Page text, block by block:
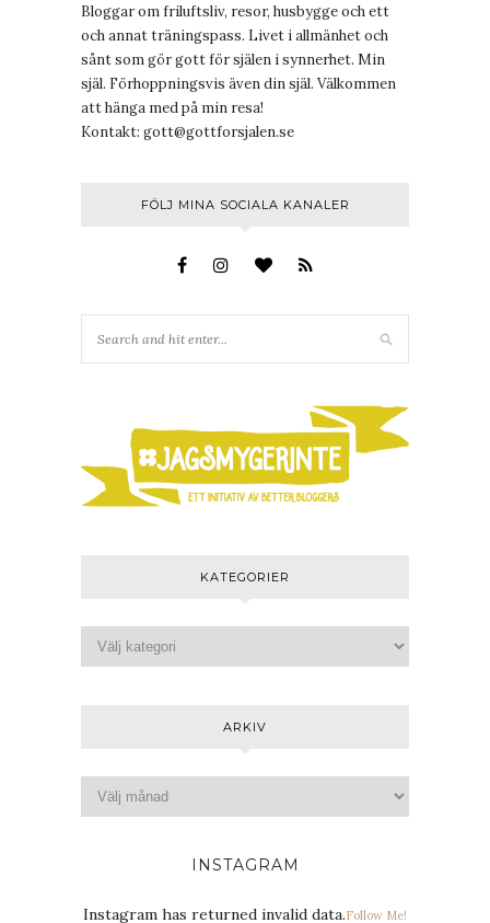
Bloggar om friluftsliv, resor, husbygge och ett
och annat träningspass. Livet i allmänhet och
sånt som gör gott för själen i synnerhet. Min
själ. Förhoppningsvis även din själ. Välkommen
att hänga med på min resa!
Kontakt: gott@gottforsjalen.se
FÖLJ MINA SOCIALA KANALER
KATEGORIER
ARKIV
INSTAGRAM
Instagram has returned invalid data.Follow Me!